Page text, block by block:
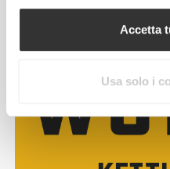
Accetta
Usa solo i